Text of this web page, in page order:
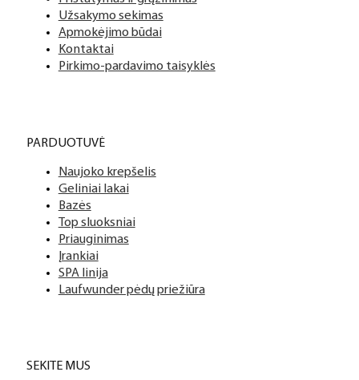
PDF katalogas
Užsakymo sekimas
Apmokėjimo būdai
Kontaktai
Pirkimo-pardavimo taisyklės
PARDUOTUVĖ
Naujoko krepšelis
Geliniai lakai
Bazės
Top sluoksniai
Priauginimas
Įrankiai
SPA linija
Laufwunder pėdų priežiūra
SEKITE MUS